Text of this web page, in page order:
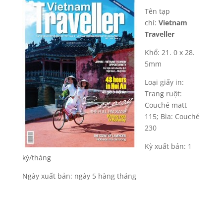
Tên tạp
chí: Vietnam
Traveller
Khổ: 21. 0 x 28.
5mm
Loại giấy in:
Trang ruột:
Couché matt
115; Bìa: Couché
230
Kỳ xuất bản: 1
kỳ/tháng
Ngày xuất bản: ngày 5 hàng tháng